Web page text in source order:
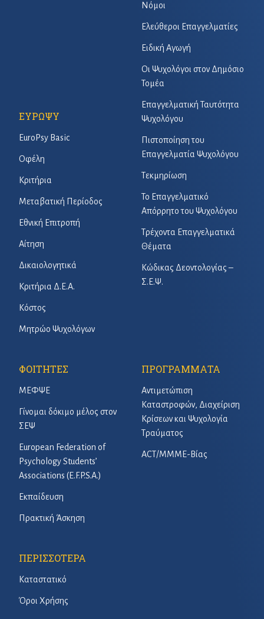
Νόμοι
Ελεύθεροι Επαγγελματίες
Ειδική Αγωγή
Οι Ψυχολόγοι στον Δημόσιο
Τομέα
Επαγγελματική Ταυτότητα
Ψυχολόγου
Πιστοποίηση του
Επαγγελματία Ψυχολόγου
Τεκμηρίωση
Το Επαγγελματικό
Απόρρητο του Ψυχολόγου
Τρέχοντα Επαγγελματικά
Θέματα
Κώδικας Δεοντολογίας –
Σ.Ε.Ψ.
ΕΥΡΩΨΥ
EuroPsy Basic
Οφέλη
Κριτήρια
Μεταβατική Περίοδος
Εθνική Επιτροπή
Αίτηση
Δικαιολογητικά
Κριτήρια Δ.Ε.Α.
Κόστος
Μητρώο Ψυχολόγων
ΦΟΙΤΗΤΕΣ
ΜΕΦΨΕ
Γίνομαι δόκιμο μέλος στον
ΣΕΨ
European Federation of
Psychology Students’
Associations (E.F.P.S.A.)
Εκπαίδευση
Πρακτική Άσκηση
ΠΡΟΓΡΑΜΜΑΤΑ
Αντιμετώπιση
Καταστροφών, Διαχείριση
Κρίσεων και Ψυχολογία
Τραύματος
ACT/ΜΜΜΕ-Βίας
ΠΕΡΙΣΣΟΤΕΡΑ
Καταστατικό
Όροι Χρήσης